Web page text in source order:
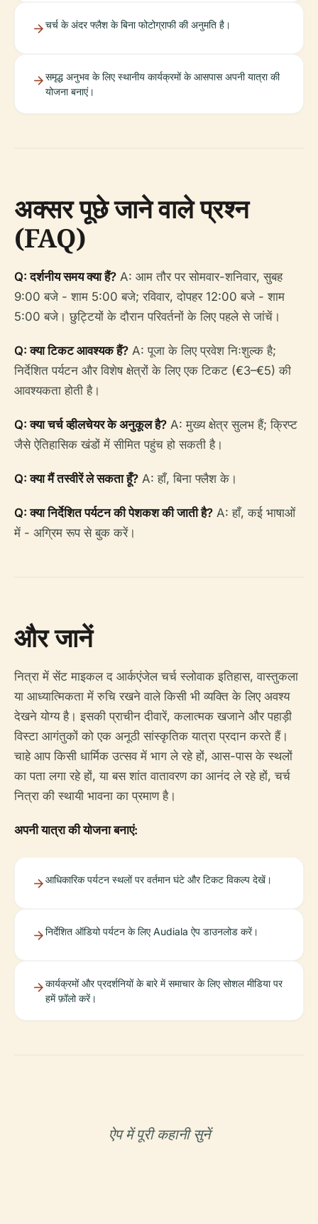
चर्च के अंदर फ्लैश के बिना फोटोग्राफी की अनुमति है।
समृद्ध अनुभव के लिए स्थानीय कार्यक्रमों के आसपास अपनी यात्रा की
योजना बनाएं।
अक्सर पूछे जाने वाले प्रश्न
(FAQ)
Q: दर्शनीय समय क्या हैं? A: आम तौर पर सोमवार-शनिवार, सुबह
9:00 बजे - शाम 5:00 बजे; रविवार, दोपहर 12:00 बजे - शाम
5:00 बजे। छुट्टियों के दौरान परिवर्तनों के लिए पहले से जांचें।
Q: क्या टिकट आवश्यक हैं? A: पूजा के लिए प्रवेश निःशुल्क है;
निर्देशित पर्यटन और विशेष क्षेत्रों के लिए एक टिकट (€3–€5) की
आवश्यकता होती है।
Q: क्या चर्च व्हीलचेयर के अनुकूल है? A: मुख्य क्षेत्र सुलभ हैं; क्रिप्ट
जैसे ऐतिहासिक खंडों में सीमित पहुंच हो सकती है।
Q: क्या मैं तस्वीरें ले सकता हूँ? A: हाँ, बिना फ्लैश के।
Q: क्या निर्देशित पर्यटन की पेशकश की जाती है? A: हाँ, कई भाषाओं
में - अग्रिम रूप से बुक करें।
और जानें
नित्रा में सेंट माइकल द आर्कएंजेल चर्च स्लोवाक इतिहास, वास्तुकला
या आध्यात्मिकता में रुचि रखने वाले किसी भी व्यक्ति के लिए अवश्य
देखने योग्य है। इसकी प्राचीन दीवारें, कलात्मक खजाने और पहाड़ी
विस्टा आगंतुकों को एक अनूठी सांस्कृतिक यात्रा प्रदान करते हैं।
चाहे आप किसी धार्मिक उत्सव में भाग ले रहे हों, आस-पास के स्थलों
का पता लगा रहे हों, या बस शांत वातावरण का आनंद ले रहे हों, चर्च
नित्रा की स्थायी भावना का प्रमाण है।
अपनी यात्रा की योजना बनाएं:
आधिकारिक पर्यटन स्थलों पर वर्तमान घंटे और टिकट विकल्प देखें।
निर्देशित ऑडियो पर्यटन के लिए Audiala ऐप डाउनलोड करें।
कार्यक्रमों और प्रदर्शनियों के बारे में समाचार के लिए सोशल मीडिया पर
हमें फ़ॉलो करें।
ऐप में पूरी कहानी सुनें